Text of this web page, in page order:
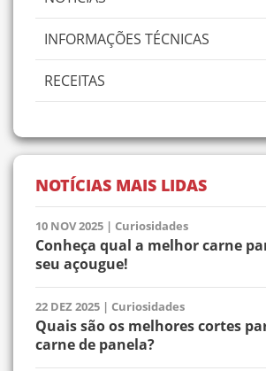
INFORMAÇÕES TÉCNICAS
RECEITAS
NOTÍCIAS MAIS LIDAS
10 NOV 2025 | Curiosidades
Conheça qual a melhor carne
seu açougue!
22 DEZ 2025 | Curiosidades
Quais são os melhores cortes
carne de panela?